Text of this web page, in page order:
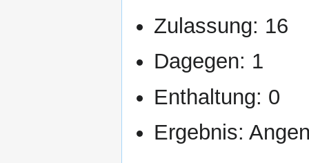
Zulassung: 16
Dagegen: 1
Enthaltung: 0
Ergebnis: